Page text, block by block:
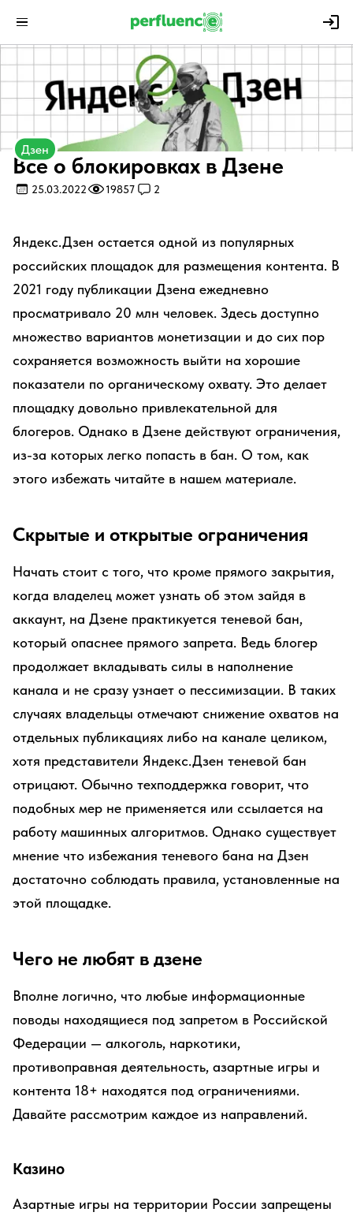
Дзен
Всё о блокировках в Дзене
25.03.2022 19857 2
Яндекс.Дзен остается одной из популярных
российских площадок для размещения контента. В
2021 году публикации Дзена ежедневно
просматривало 20 млн человек. Здесь доступно
множество вариантов монетизации и до сих пор
сохраняется возможность выйти на хорошие
показатели по органическому охвату. Это делает
площадку довольно привлекательной для
блогеров. Однако в Дзене действуют ограничения,
из-за которых легко попасть в бан. О том, как
этого избежать читайте в нашем материале.
Скрытые и открытые ограничения
Начать стоит с того, что кроме прямого закрытия,
когда владелец может узнать об этом зайдя в
аккаунт, на Дзене практикуется теневой бан,
который опаснее прямого запрета. Ведь блогер
продолжает вкладывать силы в наполнение
канала и не сразу узнает о пессимизации. В таких
случаях владельцы отмечают снижение охватов на
отдельных публикациях либо на канале целиком,
хотя представители Яндекс.Дзен теневой бан
отрицают. Обычно техподдержка говорит, что
подобных мер не применяется или ссылается на
работу машинных алгоритмов. Однако существует
мнение что избежания теневого бана на Дзен
достаточно соблюдать правила, установленные на
этой площадке.
Чего не любят в дзене
Вполне логично, что любые информационные
поводы находящиеся под запретом в Российской
Федерации — алкоголь, наркотики,
противоправная деятельность, азартные игры и
контента 18+ находятся под ограничениями.
Давайте рассмотрим каждое из направлений.
Казино
Азартные игры на территории России запрещены